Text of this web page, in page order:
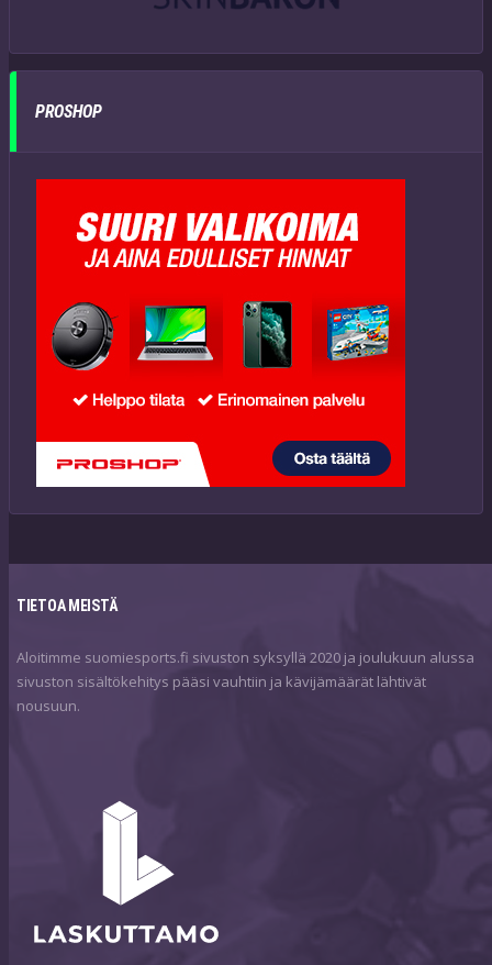
PROSHOP
TIETOA MEISTÄ
Aloitimme suomiesports.fi sivuston syksyllä 2020 ja joulukuun alussa
sivuston sisältökehitys pääsi vauhtiin ja kävijämäärät lähtivät
nousuun.